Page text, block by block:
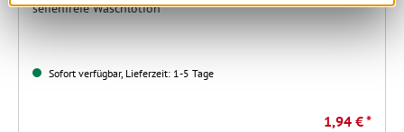
seifenfreie Waschlotion
Sofort verfügbar, Lieferzeit: 1-5 Tage
1,94 € *